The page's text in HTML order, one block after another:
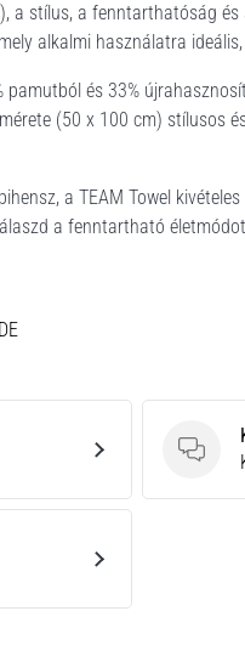
a stílus, a fenntarthatóság
alkalmi használatra
és 33%
(50 x 100 cm) stílusos
a TEAM Towel
a fenntartható